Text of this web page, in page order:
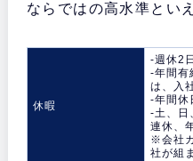
ならではの高水準とい
休暇
-週休2
-年間有
は、入
-年間休
-土、日
連休、
※会社
社が組